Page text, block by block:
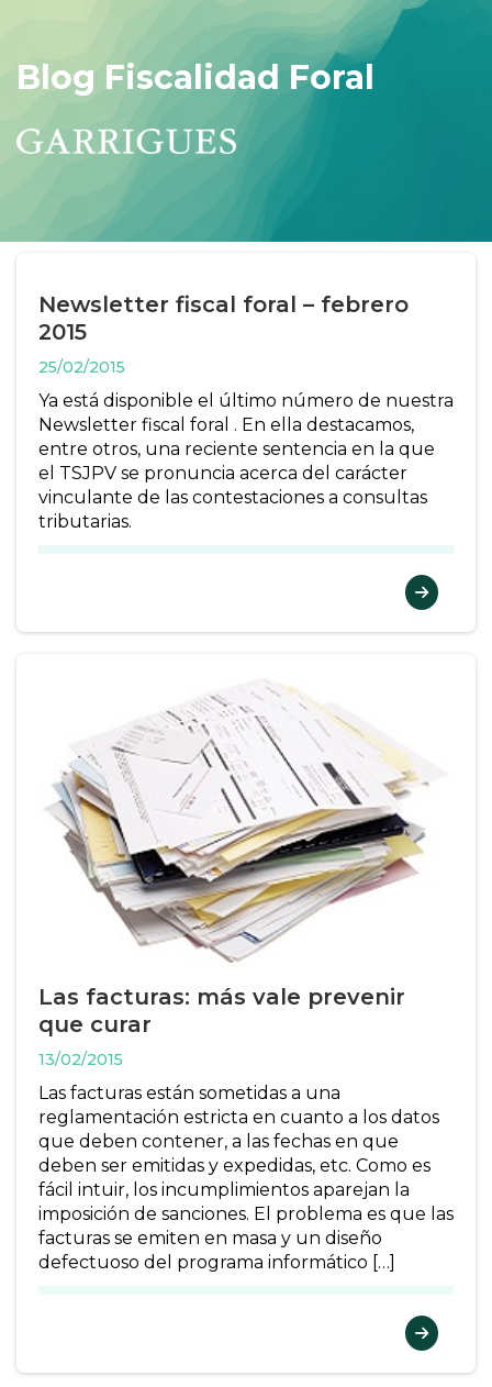
Blog Fiscalidad Foral
Newsletter fiscal foral – febrero
2015
25/02/2015
Ya está disponible el último número de nuestra
Newsletter fiscal foral . En ella destacamos,
entre otros, una reciente sentencia en la que
el TSJPV se pronuncia acerca del carácter
vinculante de las contestaciones a consultas
tributarias.
Las facturas: más vale prevenir
que curar
13/02/2015
Las facturas están sometidas a una
reglamentación estricta en cuanto a los datos
que deben contener, a las fechas en que
deben ser emitidas y expedidas, etc. Como es
fácil intuir, los incumplimientos aparejan la
imposición de sanciones. El problema es que las
facturas se emiten en masa y un diseño
defectuoso del programa informático […]